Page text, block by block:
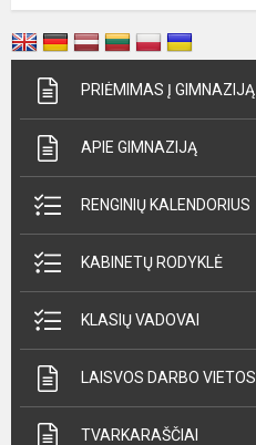
PRIĖMIMAS Į GIMNAZIJĄ
APIE GIMNAZIJĄ
RENGINIŲ KALENDORIUS
KABINETŲ RODYKLĖ
KLASIŲ VADOVAI
LAISVOS DARBO VIETOS
TVARKARAŠČIAI